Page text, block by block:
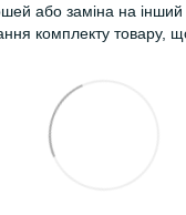
або заміна на інший
комплекту товару,